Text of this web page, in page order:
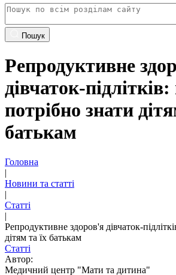
Пошук
Репродуктивне
дівчаток-
потрібно знати
батькам
Головна
|
Новини та статті
|
Статті
|
Репродуктивне здоров'я дівчаток-
дітям та їх батькам
Статті
Автор:
Медичний центр "Мати та дитина"